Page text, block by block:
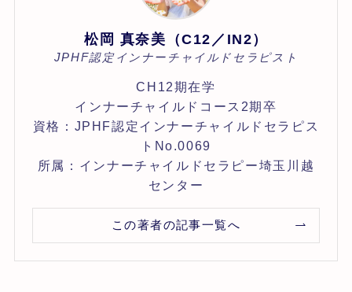
松岡 真奈美（C12／IN2）
JPHF認定インナーチャイルドセラピスト
CH12期在学
インナーチャイルドコース2期卒
資格：JPHF認定インナーチャイルドセラピス
トNo.0069
所属：インナーチャイルドセラピー埼玉川越
センター
この著者の記事一覧へ